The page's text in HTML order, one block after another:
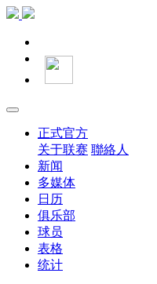
正式官方
关于联赛 聯絡人
新闻
多媒体
日历
俱乐部
球员
表格
统计